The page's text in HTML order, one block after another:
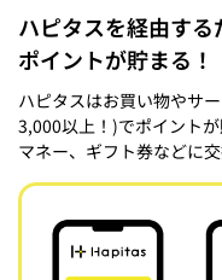
ハピタスを経由する
ポイントが貯まる！
ハピタスはお買い物やサ
3,000以上！)でポイント
マネー、ギフト券などに交